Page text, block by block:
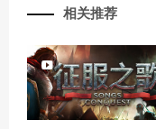
相关推荐